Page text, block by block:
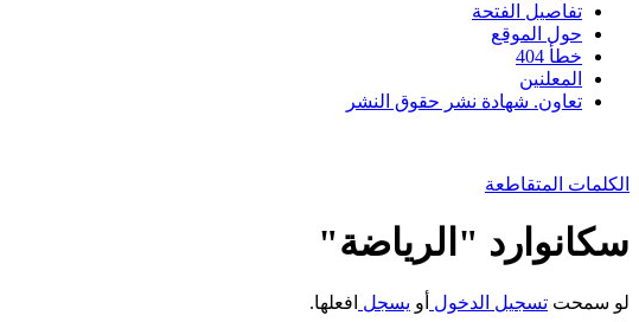
تفاصيل الفتحة
حول الموقع
خطأ 404
المعلنين
تعاون. شهادة نشر حقوق النشر
الكلمات المتقاطعة
سكانوارد "الرياضة"
لو سمحت تسجيل الدخول أو يسجل افعلها.